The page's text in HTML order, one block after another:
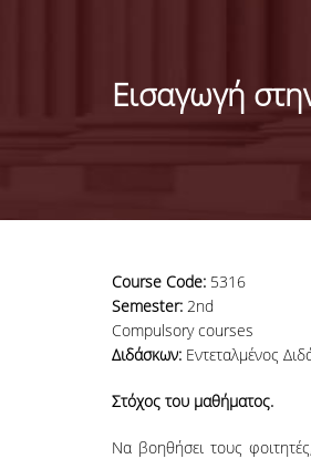
Εισαγωγή
Course Code: 5316
Semester: 2nd
Compulsory courses
Διδάσκων: Εντεταλμένος
Στόχος του μαθήματος.
Να βοηθήσει τους